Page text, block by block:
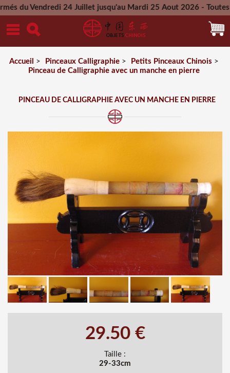
du Vendredi 24 Juillet jusqu'au Mardi 25 Aout 2026 - Toutes
Mercredi 26 Aout 2026
Accueil > Pinceaux Calligraphie> Petits Pinceaux Chinois >
Pinceau de Calligraphie avec un manche en pierre
PINCEAU DE CALLIGRAPHIE AVEC UN MANCHE EN PIERRE
29.50 €
Taille :
29-33cm